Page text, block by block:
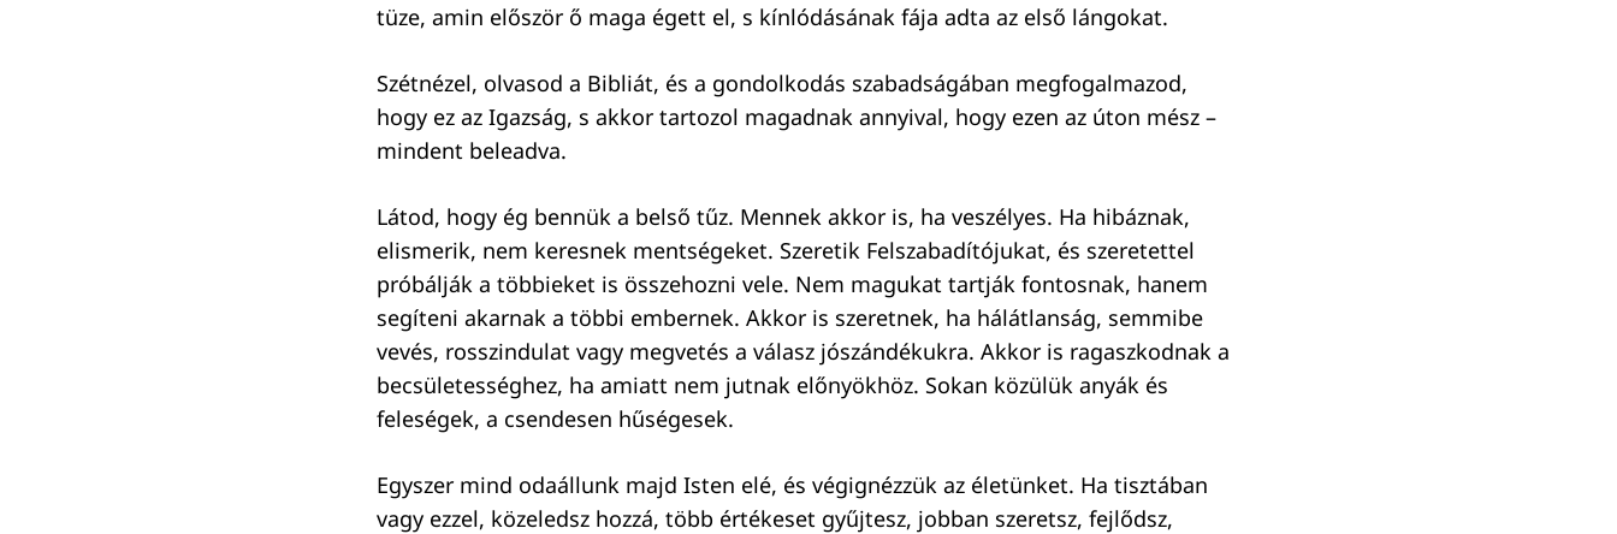
tüze, amin először ő maga égett el, s kínlódásának fája adta az első lángokat.
Szétnézel, olvasod a Bibliát, és a gondolkodás szabadságában megfogalmazod,
hogy ez az Igazság, s akkor tartozol magadnak annyival, hogy ezen az úton mész –
mindent beleadva.
Látod, hogy ég bennük a belső tűz. Mennek akkor is, ha veszélyes. Ha hibáznak,
elismerik, nem keresnek mentségeket. Szeretik Felszabadítójukat, és szeretettel
próbálják a többieket is összehozni vele. Nem magukat tartják fontosnak, hanem
segíteni akarnak a többi embernek. Akkor is szeretnek, ha hálátlanság, semmibe
vevés, rosszindulat vagy megvetés a válasz jószándékukra. Akkor is ragaszkodnak a
becsületességhez, ha amiatt nem jutnak előnyökhöz. Sokan közülük anyák és
feleségek, a csendesen hűségesek.
Egyszer mind odaállunk majd Isten elé, és végignézzük az életünket. Ha tisztában
vagy ezzel, közeledsz hozzá, több értékeset gyűjtesz, jobban szeretsz, fejlődsz,